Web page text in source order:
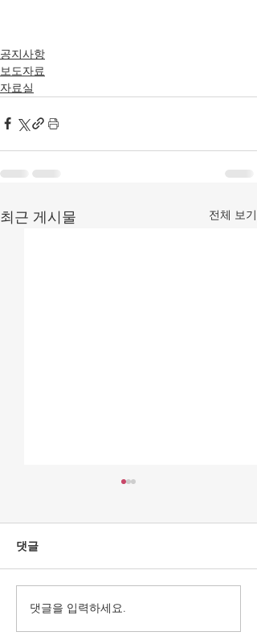
공지사항
보도자료
자료실
최근 게시물 전체 보기
[자료집 다운로드] 자유대
한민국을 지키려면..., "시
댓글
댓글을 입력하세요.